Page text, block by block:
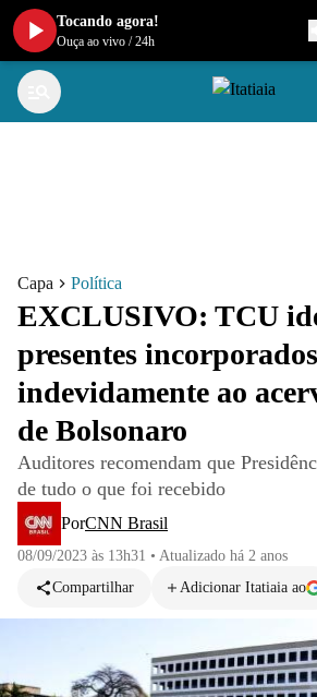
Capa Política
EXCLUSIVO: TCU
presentes incorporados
indevidamente ao
de Bolsonaro
Auditores recomendam que
de tudo o que foi recebido
PorCNN Brasil
08/09/2023 às 13h31 • Atualizado há 2 anos
Compartilhar
Adicionar Itatiaia ao
Tocando agora!
Ouça ao vivo /24h